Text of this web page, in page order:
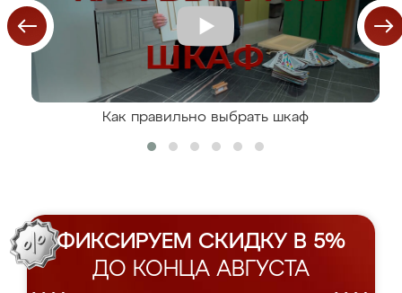
Как правильно выбрать шкаф
ФИКСИРУЕМ СКИДКУ В 5%
ДО КОНЦА АВГУСТА